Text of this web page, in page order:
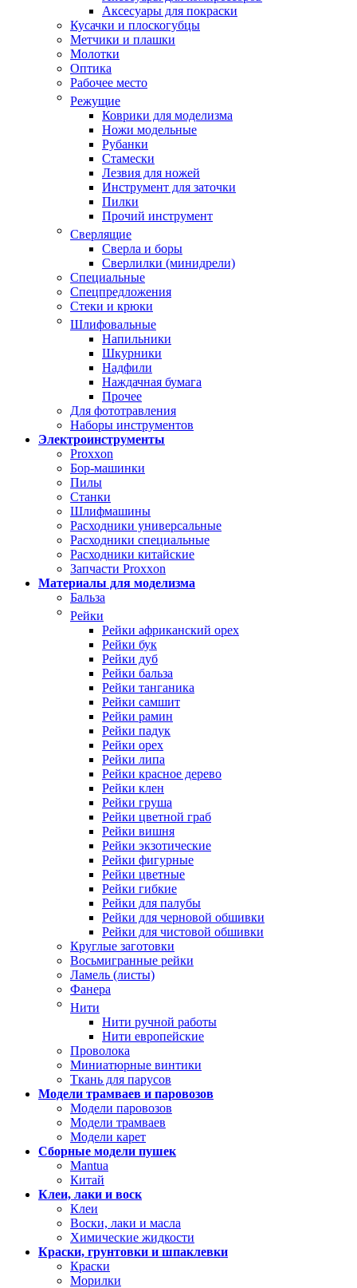
Аксесуары для покраски
Кусачки и плоскогубцы
Метчики и плашки
Молотки
Оптика
Рабочее место
Режущие
Коврики для моделизма
Ножи модельные
Рубанки
Стамески
Лезвия для ножей
Инструмент для заточки
Пилки
Прочий инструмент
Сверлящие
Сверла и боры
Сверлилки (минидрели)
Специальные
Спецпредложения
Стеки и крюки
Шлифовальные
Напильники
Шкурники
Надфили
Наждачная бумага
Прочее
Для фототравления
Наборы инструментов
Электроинструменты
Proxxon
Бор-машинки
Пилы
Станки
Шлифмашины
Расходники универсальные
Расходники специальные
Расходники китайские
Запчасти Proxxon
Материалы для моделизма
Бальза
Рейки
Рейки африканский орех
Рейки бук
Рейки дуб
Рейки бальза
Рейки танганика
Рейки самшит
Рейки рамин
Рейки падук
Рейки орех
Рейки липа
Рейки красное дерево
Рейки клен
Рейки груша
Рейки цветной граб
Рейки вишня
Рейки экзотические
Рейки фигурные
Рейки цветные
Рейки гибкие
Рейки для палубы
Рейки для черновой обшивки
Рейки для чистовой обшивки
Круглые заготовки
Восьмигранные рейки
Ламель (листы)
Фанера
Нити
Нити ручной работы
Нити европейские
Проволока
Миниатюрные винтики
Ткань для парусов
Модели трамваев и паровозов
Модели паровозов
Модели трамваев
Модели карет
Сборные модели пушек
Mantua
Китай
Клеи, лаки и воск
Клеи
Воски, лаки и масла
Химические жидкости
Краски, грунтовки и шпаклевки
Краски
Морилки